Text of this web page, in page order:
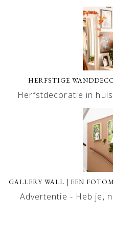
HERFSTIGE
Herfstdecoratie in
GALLERY WALL | EEN
Advertentie - Heb je,